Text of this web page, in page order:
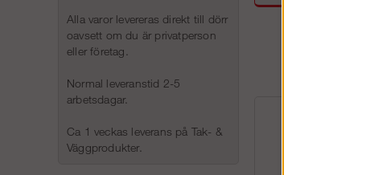
Alla varor levereras direkt till dörr
oavsett om du är privatperson
eller företag.
Normal leveranstid 2-5
arbetsdagar.
Ca 1 veckas leverans på Tak- &
Väggprodukter.